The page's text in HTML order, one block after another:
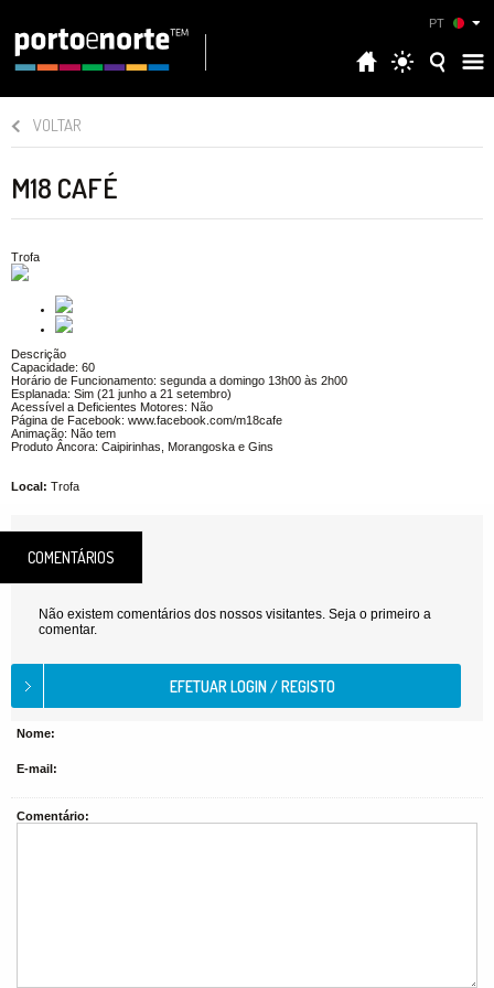
PT
VOLTAR
M18 CAFÉ
Trofa
Descrição
Capacidade: 60
Horário de Funcionamento: segunda a domingo 13h00 às 2h00
Esplanada: Sim (21 junho a 21 setembro)
Acessível a Deficientes Motores: Não
Página de Facebook: www.facebook.com/m18cafe
Animação: Não tem
Produto Âncora: Caipirinhas, Morangoska e Gins
Local: Trofa
COMENTÁRIOS
Não existem comentários dos nossos visitantes. Seja o primeiro a
comentar.
Nome:
E-mail:
Comentário: